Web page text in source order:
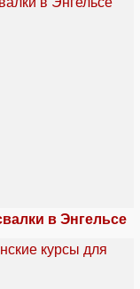
в Энгельсе